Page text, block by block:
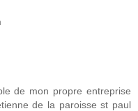
de mon propre entreprise
de la paroisse st paul